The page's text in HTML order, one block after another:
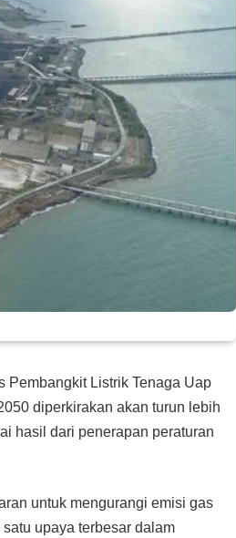
Pembangkit Listrik Tenaga Uap
diperkirakan akan turun lebih
hasil dari penerapan peraturan
untuk mengurangi emisi gas
upaya terbesar dalam